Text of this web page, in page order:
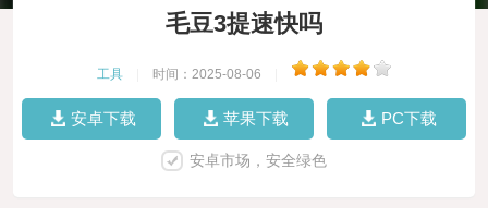
毛豆3提速快吗
工具 时间：2025-08-06
安卓下载 苹果下载 PC下载
安卓市场，安全绿色